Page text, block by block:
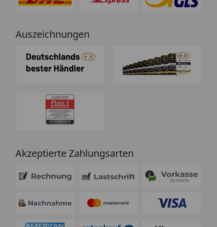
Auszeichnungen
Akzeptierte Zahlungsarten